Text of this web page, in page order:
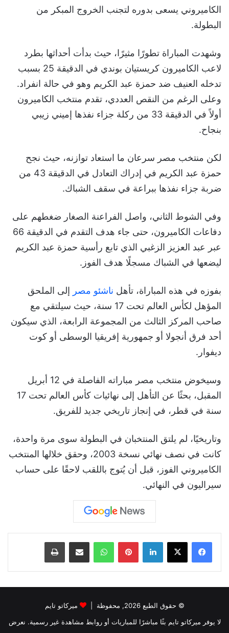
الكاميروني يسعى بدوره لتجنب الخروج المبكر من
البطولة.
وشهدت المباراة تطورًا مثيرًا، حيث بدأت أحداثها بطرد
لاعب الكاميرون كريستيان بوندي في الدقيقة 25 بسبب
تدخله العنيف ضد حمزة عبد الكريم وهو في حالة انفراد.
وعلى الرغم من النقص العددي، تقدم منتخب الكاميرون
أولاً في الدقيقة 33 من ركلة جزاء نفذها إميني زيبي
بنجاح.
لكن منتخب مصر سرعان ما استعاد توازنه، حيث نجح
حمزة عبد الكريم في إدراك التعادل في الدقيقة 43 من
ضربة جزاء نفذها ببراعة في سقف الشباك.
وفي الشوط الثاني، واصل الفراعنة الصغار ضغطهم على
دفاعات الكاميرون، حتى جاء هدف التقدم في الدقيقة 66
عبر عبد العزيز الزغبي الذي تابع رأسية حمزة عبد الكريم
ليضعها في الشباك مسجلًا هدف الفوز.
بفوزه في هذه المباراة، تأهل ناشئو مصر إلى الملحق
المؤهل لكأس العالم تحت 17 سنة، حيث سيلتقي مع
صاحب المركز الثالث من المجموعة الرابعة، الذي سيكون
أحد فرق أنجولا أو جمهورية إفريقيا الوسطى أو كوت
ديفوار.
وسيخوض منتخب مصر مباراته الفاصلة في 12 أبريل
المقبل، بحثًا عن التأهل إلى نهائيات كأس العالم تحت 17
سنة في قطر، في إنجاز تاريخي جديد للفريق.
وتاريخيًا، لم يلتق المنتخبان في البطولة سوى مرة واحدة،
كانت في نصف نهائي نسخة 2003، وحقق خلالها المنتخب
الكاميروني الفوز، قبل أن يُتوج باللقب لاحقًا على حساب
سيراليون في النهائي.
لينكدإن بينتيريست واتساب
© حقوق الطبع 2026, محفوظة |
ميركاتو تايم
لا يوفر ميركاتو تايم بثًا مباشرًا للمباريات أو روابط مشاهدة غير رسمية. نعرض